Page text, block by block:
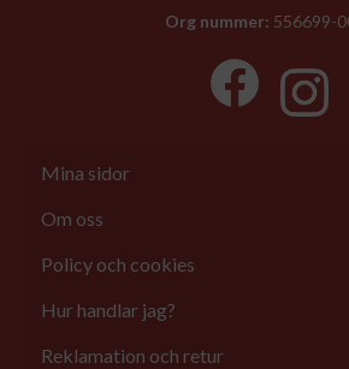
Org nummer: 556699-
Mina sidor
Om oss
Policy och cookies
Hur handlar jag?
Reklamation och retur